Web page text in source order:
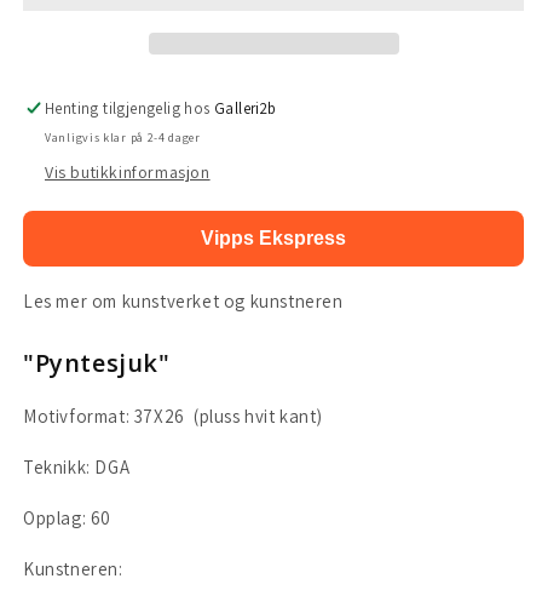
Henting tilgjengelig hos Galleri2b
Vanligvis klar på 2-4 dager
Vis butikkinformasjon
Vipps Ekspress
Les mer om kunstverket og kunstneren
"Pyntesjuk"
Motivformat: 37X26 (pluss hvit kant)
Teknikk: DGA
Opplag: 60
Kunstneren: